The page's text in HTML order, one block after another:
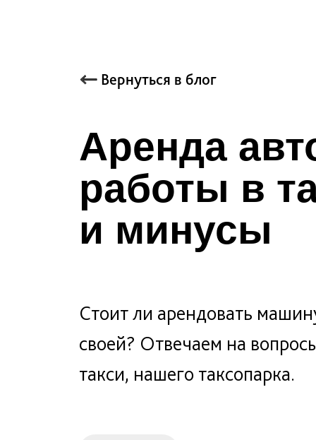
Стоит ли арендовать
своей? Отвечаем на
такси, нашего таксопарка.
Аренда
работы в
и минусы
Вернуться в блог